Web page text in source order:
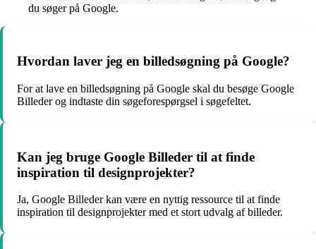
du søger på Google.
Hvordan laver jeg en billedsøgning på Google?
For at lave en billedsøgning på Google skal du besøge Google
Billeder og indtaste din søgeforespørgsel i søgefeltet.
Kan jeg bruge Google Billeder til at finde
inspiration til designprojekter?
Ja, Google Billeder kan være en nyttig ressource til at finde
inspiration til designprojekter med et stort udvalg af billeder.